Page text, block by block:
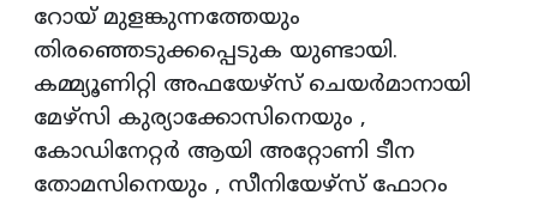
റോയ് മുളങ്കുന്നത്തേയും
തിരഞ്ഞെടുക്കപ്പെടുക യുണ്ടായി.
കമ്മ്യൂണിറ്റി അഫയേഴ്സ് ചെയർമാനായി
മേഴ്സി കുര്യാക്കോസിനെയും ,
കോഡിനേറ്റർ ആയി അറ്റോണി ടീന
തോമസിനെയും , സീനിയേഴ്സ് ഫോറം